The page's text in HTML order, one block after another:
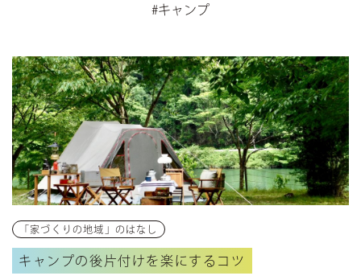
ユニテハウスの施工事例
HOUSE MAKING ユニテハウスの家づくり
Q&A よくある質問
MODEL HOUSE ユニテ山形のモデルハウス
COMPANY 会社について
- NEWS お知らせ
- RECRUIT 採用情報
- CORPORATE 企業情報
#キャンプ
「家づくりの地域」のはなし
キャンプの後片付けを楽にするコツ